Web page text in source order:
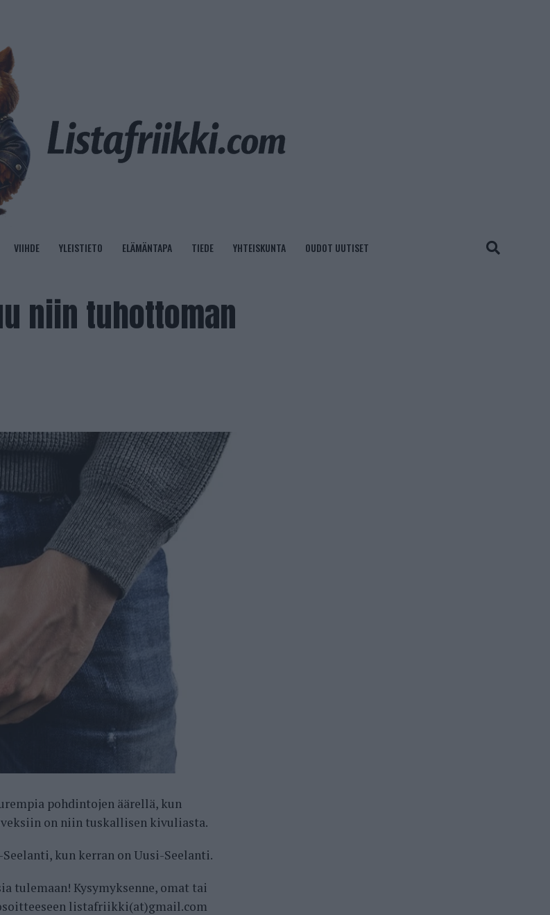
VIIHDE YLEISTIETO ELÄMÄNTAPA TIEDE YHTEISKUNTA OUDOT UUTISET
niin tuhottoman
pohdintojen äärellä, kun
on niin tuskallisen kivuliasta.
kun kerran on Uusi-Seelanti.
tulemaan! Kysymyksenne, omat tai
listafriikki(at)gmail.com